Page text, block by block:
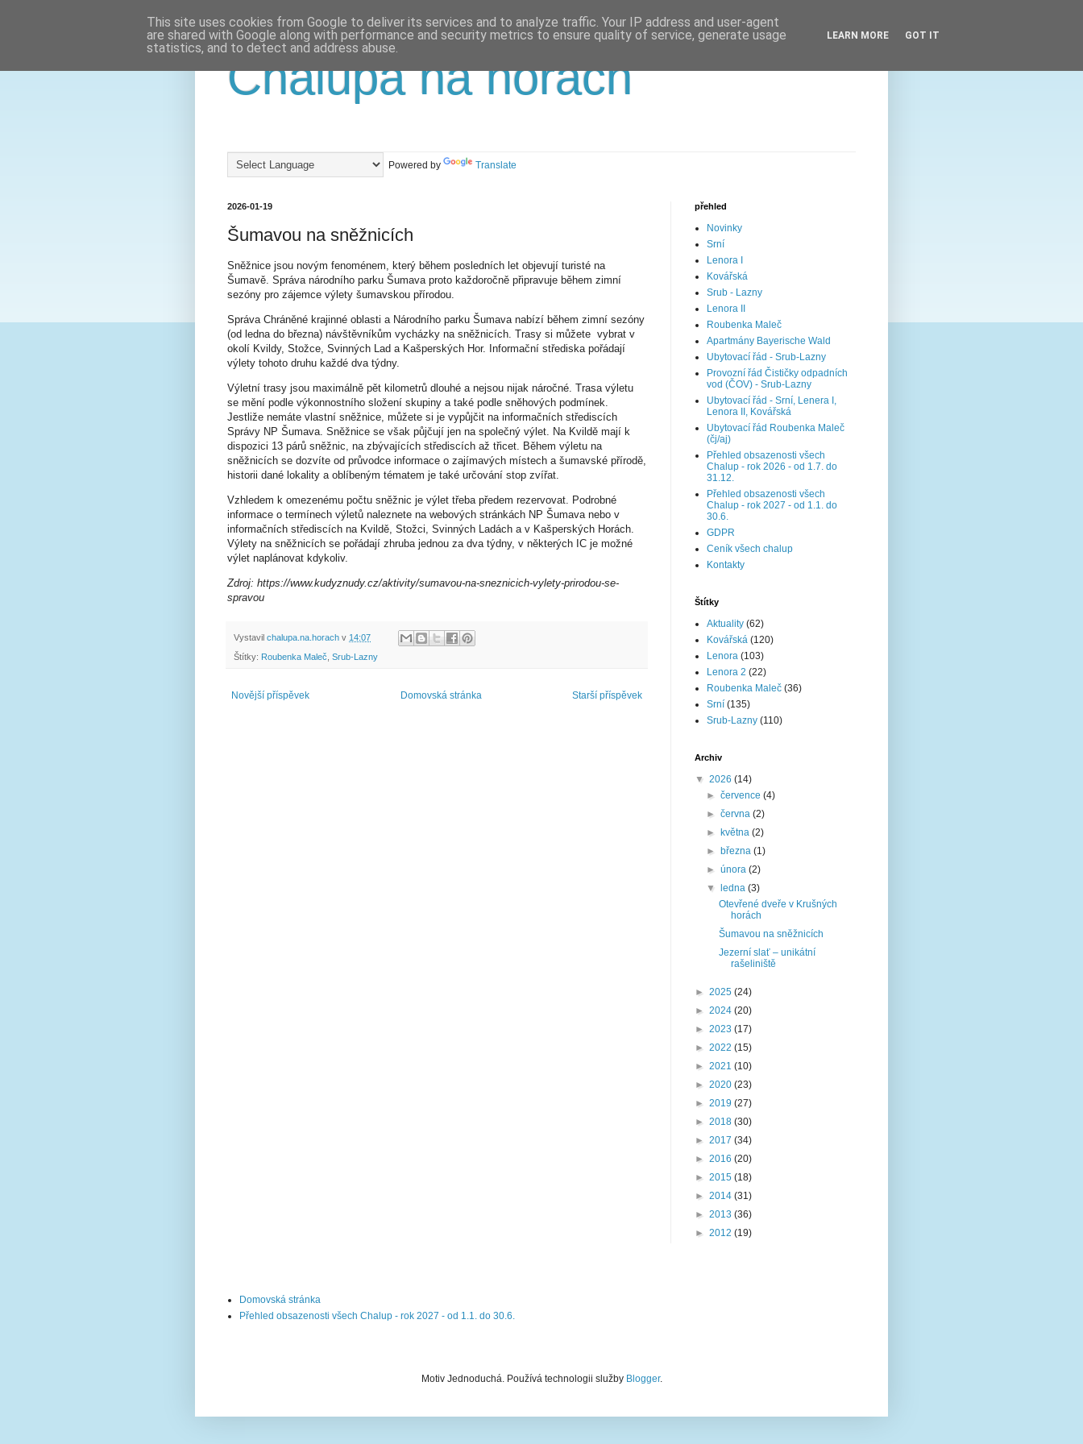
Chalupa na horách
Powered by Translate
2026-01-19
Šumavou na sněžnicích
Sněžnice jsou novým fenoménem, který během posledních let objevují turisté na
Šumavě. Správa národního parku Šumava proto každoročně připravuje během zimní
sezóny pro zájemce výlety šumavskou přírodou.
Správa Chráněné krajinné oblasti a Národního parku Šumava nabízí během zimní sezóny
(od ledna do března) návštěvníkům vycházky na sněžnicích. Trasy si můžete vybrat v
okolí Kvildy, Stožce, Svinných Lad a Kašperských Hor. Informační střediska pořádají
výlety tohoto druhu každé dva týdny.
Výletní trasy jsou maximálně pět kilometrů dlouhé a nejsou nijak náročné. Trasa výletu
se mění podle výkonnostního složení skupiny a také podle sněhových podmínek.
Jestliže nemáte vlastní sněžnice, můžete si je vypůjčit na informačních střediscích
Správy NP Šumava. Sněžnice se však půjčují jen na společný výlet. Na Kvildě mají k
dispozici 13 párů sněžnic, na zbývajících střediscích až třicet. Během výletu na
sněžnicích se dozvíte od průvodce informace o zajímavých místech a šumavské přírodě,
historii dané lokality a oblíbeným tématem je také určování stop zvířat.
Vzhledem k omezenému počtu sněžnic je výlet třeba předem rezervovat. Podrobné
informace o termínech výletů naleznete na webových stránkách NP Šumava nebo v
informačních střediscích na Kvildě, Stožci, Svinných Ladách a v Kašperských Horách.
Výlety na sněžnicích se pořádají zhruba jednou za dva týdny, v některých IC je možné
výlet naplánovat kdykoliv.
Zdroj: https://www.kudyznudy.cz/aktivity/sumavou-na-sneznicich-vylety-prirodou-se-
spravou
Vystavil chalupa.na.horach v 14:07
Štítky: Roubenka Maleč Srub-Lazny
Novější příspěvek Starší příspěvek
Domovská stránka
přehled
Novinky
Srní
Lenora I
Kovářská
Srub - Lazny
Lenora II
Roubenka Maleč
Apartmány Bayerische Wald
Ubytovací řád - Srub-Lazny
Provozní řád Čističky odpadních
vod (ČOV) - Srub-Lazny
Ubytovací řád - Srní, Lenera I,
Lenora II, Kovářská
Ubytovací řád Roubenka Maleč
(čj/aj)
Přehled obsazenosti všech
Chalup - rok 2026 - od 1.7. do
31.12.
Přehled obsazenosti všech
Chalup - rok 2027 - od 1.1. do
30.6.
GDPR
Ceník všech chalup
Kontakty
Štítky
Aktuality (62)
Kovářská (120)
Lenora (103)
Lenora 2 (22)
Roubenka Maleč (36)
Srní (135)
Srub-Lazny (110)
Archiv
▼ 2026 (14)
►července(4)
►června(2)
►
května(2)
► března(1)
►února(2)
▼
ledna(3)
Otevřené dveře v Krušných
horách
Šumavou na sněžnicích
Jezerní slať – unikátní
rašeliniště
► 2025 (24)
► 2024 (20)
► 2023 (17)
► 2022 (15)
► 2021 (10)
► 2020 (23)
► 2019 (27)
► 2018 (30)
► 2017 (34)
► 2016 (20)
► 2015 (18)
► 2014 (31)
► 2013 (36)
► 2012 (19)
Domovská stránka
Přehled obsazenosti všech Chalup - rok 2027 - od 1.1. do 30.6.
Motiv Jednoduchá. Používá technologii služby Blogger.
This site uses cookies from Google to deliver its services and to analyze traffic. Your IP address and user-agent
are shared with Google along with performance and security metrics to ensure quality of service, generate usage
statistics, and to detect and address abuse.
LEARN MORE GOT IT